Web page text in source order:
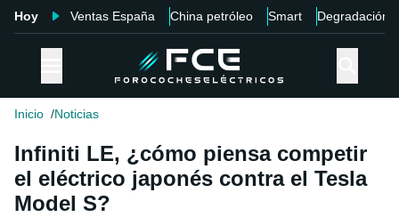
Hoy Ventas España China petróleo Smart Degradación
Inicio Noticias
Infiniti LE, ¿cómo piensa competir
el eléctrico japonés contra el Tesla
Model S?